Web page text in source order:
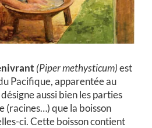
(Piper methysticum)est
Pacifique, apparentée au
aussi bien les parties
(racines…) que la boisson
ci. Cette boisson contient